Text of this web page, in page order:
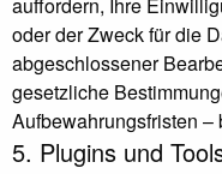
oder der Zweck für die
abgeschlossener
gesetzliche
Aufbewahrungsfristen –
5. Plugins und